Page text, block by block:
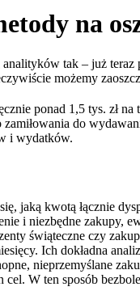
na
tak – już
możemy
ponad 1,5 tys. zł
do
i wydatków.
kwotą łącznie
i niezbędne zakupy,
świąteczne czy
Ich dokładna
nieprzemyślane
W ten sposób